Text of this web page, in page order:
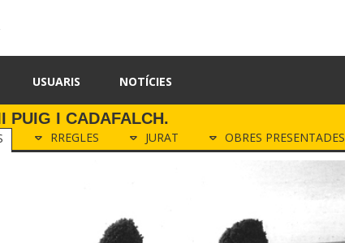
USUARIS NOTÍCIES
PUIG I CADAFALCH.
RREGLES JURAT OBRES PRESENTADES